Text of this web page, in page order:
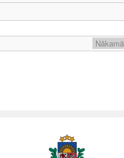
Nākamā